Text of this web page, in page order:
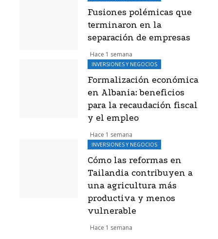
Fusiones polémicas que
terminaron en la
separación de empresas
Hace 1 semana
INVERSIONES Y NEGOCIOS
Formalización económica
en Albania: beneficios
para la recaudación fiscal
y el empleo
Hace 1 semana
INVERSIONES Y NEGOCIOS
Cómo las reformas en
Tailandia contribuyen a
una agricultura más
productiva y menos
vulnerable
Hace 1 semana